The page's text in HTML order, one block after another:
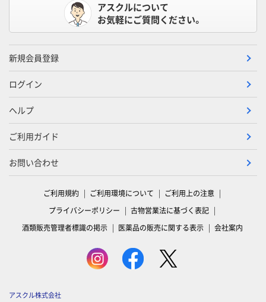
アスクルについて
お気軽にご質問ください。
新規会員登録
ログイン
ヘルプ
ご利用ガイド
お問い合わせ
ご利用規約 ご利用環境について
ご利用上の注意
プライバシーポリシー
古物営業法に基づく表記
酒類販売管理者標識の掲示
医薬品の販売に関する表示 会社案内
アスクル株式会社